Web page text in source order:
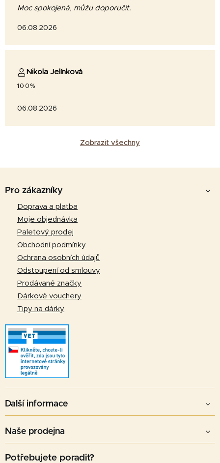
Moc spokojená, můžu doporučit.
06.08.2026
Nikola Jelínková
100%
06.08.2026
Zobrazit všechny
Pro zákazníky
Doprava a platba
Moje objednávka
Paletový prodej
Obchodní podmínky
Ochrana osobních údajů
Odstoupení od smlouvy
Prodávané značky
Dárkové vouchery
Tipy na dárky
Další informace
Naše prodejna
Potřebujete poradit?